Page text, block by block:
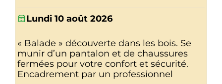
Lundi 10 août 2026
« Balade » découverte dans les bois. Se
munir d’un pantalon et de chaussures
fermées pour votre confort et sécurité.
Encadrement par un professionnel